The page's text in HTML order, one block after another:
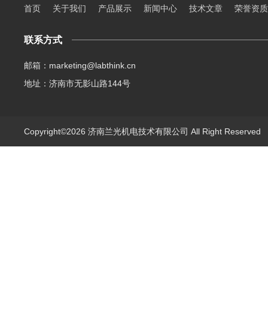
首页 关于我们 产品展示 新闻中心 技术文章 荣誉资质
联系方式
邮箱：marketing@labthink.cn
地址：济南市无影山路144号
Copyright©2026 济南兰光机电技术有限公司 All Right